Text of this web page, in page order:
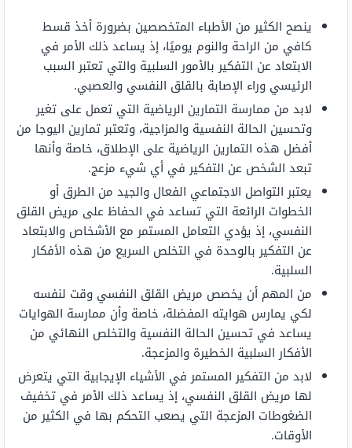
ينصح الكثير من الأطباء المتخصصين بضرورة أخذ قسط
كافي من الراحة والنوم يوميًا، إذ يساعد ذلك الأمر في
الابتعاد عن التفكير بالأمور السلبية والتي تعتبر السبب
الرئيسي وراء الإصابة بالقلق النفسي والعصبي.
لابد من ممارسة التمارين الرياضية التي تعمل على تغير
وتحسين الحالة النفسية والمزاجية، وتعتبر تمارين اليوجا من
أفضل هذه التمارين الرياضية على الإطلاق، خاصة وأنها
تبعد الشخص عن التفكير في أي شيء مزعج.
يعتبر التواصل الاجتماعي الفعال والجيد من الطرق أو
الخطوات الرائعة التي تساعد في الحفاظ على مريض القلق
النفسي، إذ يؤدي التعامل المستمر مع الأشخاص والابتعاد
عن التفكير بالوحدة في التخلص السريع من هذه الأفكار
السلبية.
من المهم أن يخصص مريض القلق النفسي وقت لنفسه
لكي يمارس هوايته المفضلة، خاصة وأن ممارسة الهوايات
يساعد في تحسين الحالة النفسية والتخلص النهائي من
الأفكار السلبية الخطيرة والمزعجة.
لابد من التفكير المستمر في الأشياء الإيجابية التي يتعرض
لها مريض القلق النفسي، إذ يساعد ذلك الأمر في تخفيف
الضغوطات المزعجة التي يصعب التحكم بها في الكثير من
الأوقات.